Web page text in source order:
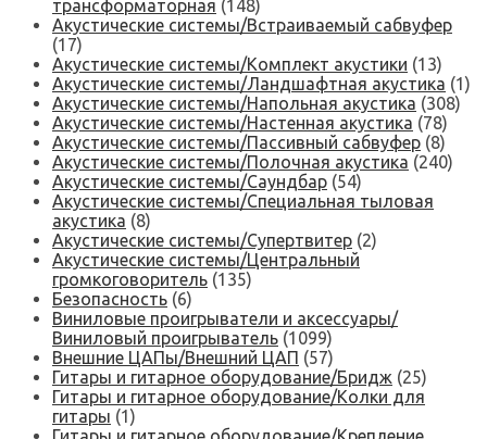
трансформаторная (148)
Акустические системы/Встраиваемый сабвуфер
(17)
Акустические системы/Комплект акустики (13)
Акустические системы/Ландшафтная акустика (1)
Акустические системы/Напольная акустика (308)
Акустические системы/Настенная акустика (78)
Акустические системы/Пассивный сабвуфер (8)
Акустические системы/Полочная акустика (240)
Акустические системы/Саундбар (54)
Акустические системы/Специальная тыловая
акустика (8)
Акустические системы/Супертвитер (2)
Акустические системы/Центральный
громкоговоритель (135)
Безопасность (6)
Виниловые проигрыватели и аксессуары/
Виниловый проигрыватель (1099)
Внешние ЦАПы/Внешний ЦАП (57)
Гитары и гитарное оборудование/Бридж (25)
Гитары и гитарное оборудование/Колки для
гитары (1)